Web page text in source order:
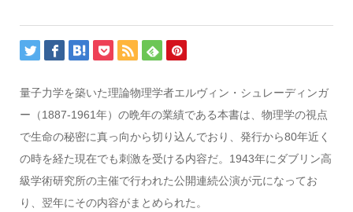
量子力学を築いた理論物理学者エルヴィン・シュレーディンガ
ー（1887-1961年）の晩年の業績である本書は、物理学の視点
で生命の秘密に真っ向から切り込んでおり、発行から80年近く
の時を経た現在でも刺激を受ける内容だ。1943年にダブリン高
級学術研究所の主催で行われた公開連続公演が元になってお
り、翌年にその内容がまとめられた。